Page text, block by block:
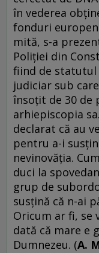
în vederea
fonduri
mită, s-a
Poliției din
fiind de
judiciar sub
însoțit de 30 de
arhiepiscopia
declarat că au
pentru a-i
nevinovăția.
duci la
grup de
susțină că n-ai
Oricum ar fi, se
dată că mare e
Dumnezeu. (A.